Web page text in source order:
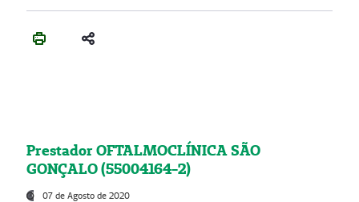
Prestador OFTALMOCLÍNICA SÃO
GONÇALO (55004164-2)
07 de Agosto de 2020